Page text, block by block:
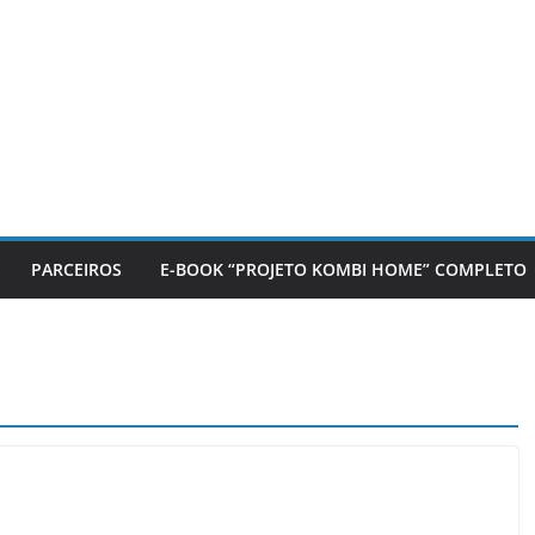
PARCEIROS E-BOOK “PROJETO KOMBI HOME” COMPLETO